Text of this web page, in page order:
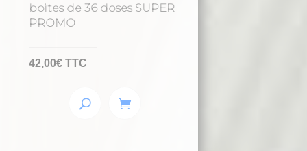
boites de 36 doses SUPER
PROMO
42,00€ TTC